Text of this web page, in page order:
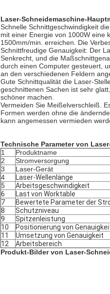
Laser-Schneidemaschine-
Schnelle Schnittgeschwindigkeit
mit einer Energie von 1000W eine
1500mm/min. erreichen. Die
Schnittfreudige Genauigkeit: Der
Senkrecht, und die
durch einen Computer gesteuert,
an den verschiedenen Feldern
Gute Schnittqualität die Laser-
geschnittenen Sachen ist sehr
schöner machen.
Vermeiden Sie Meißelverschleiß.
Formen werden ohne die
kann angemessen vermieden
Technische Parameter von
1
Produktname
2
Stromversorgung
3
Laser-Gerät
4
Laser-Wellenlänge
5
Arbeitsgeschwindigkeit
6
Last von Worktable
7
Bewertete Parameter der
8
Schutzniveau
9
Spitzenleistung
10
Positionierung von
11
Umsetzung von Genauigkeit
12
Arbeitsbereich
Produkt-Bilder von Laser-